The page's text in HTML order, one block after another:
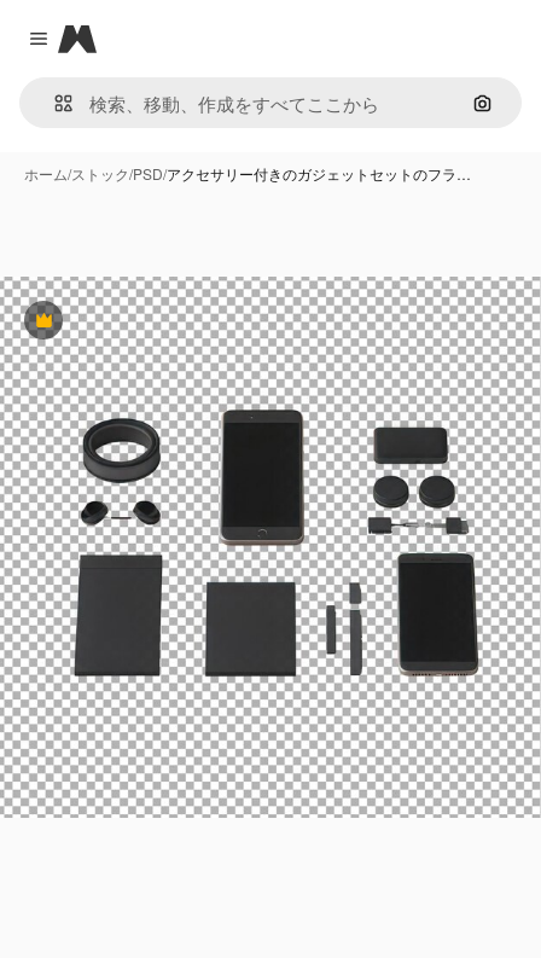
Close menu
Magnific
画像で
ホーム/ストック/PSD/アクセサリー付きのガジェットセットのフラ…
Premium